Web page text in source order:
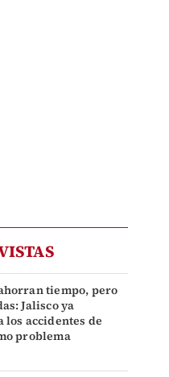
tiempo, pero
Jalisco ya
los accidentes de
problema